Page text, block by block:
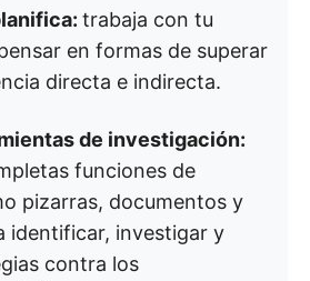
trabaja con tu
en formas de superar
directa e indirecta.
de investigación:
funciones de
pizarras, documentos y
identificar, investigar y
contra los